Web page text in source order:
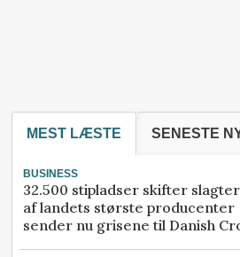
MEST LÆSTE SENESTE
BUSINESS
32.500 stipladser skifter
af landets største producenter
sender nu grisene til Danish